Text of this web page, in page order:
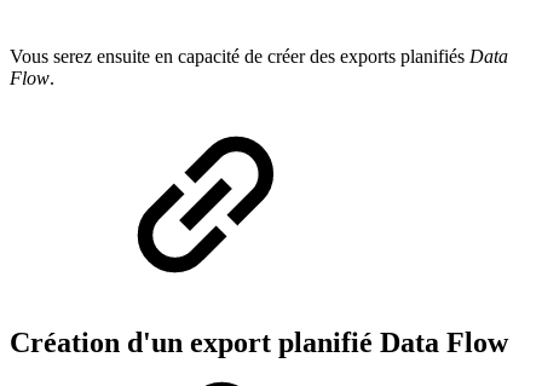
Vous serez ensuite en capacité de créer des exports planifiés Data
Flow.
Création d'un export planifié Data Flow